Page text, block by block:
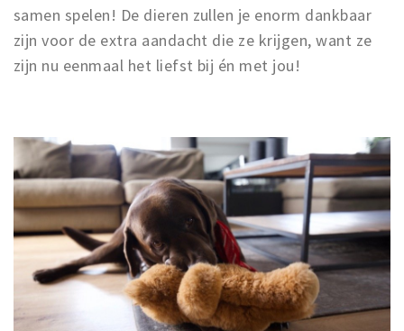
samen spelen! De dieren zullen je enorm dankbaar
zijn voor de extra aandacht die ze krijgen, want ze
zijn nu eenmaal het liefst bij én met jou!